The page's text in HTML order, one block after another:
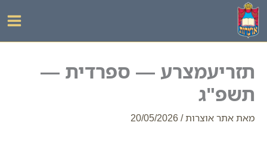
דילוג
לתוכן
תזריעמצרע — ספרדית —
תשפ"ג
מאתאתר אוצרות/
20/05/2026